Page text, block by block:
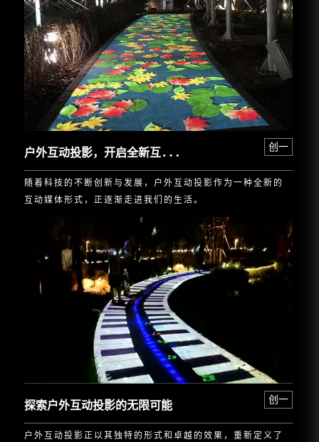
户
外互动投影，开启全新互动体验的未来之旅！ 创一
随着科技的不断创新与发展，户外互动投影作为一种全新的
互动媒体形式，正逐渐走进我们的生活。
探索户外互动投影的无限可能 创一
户外互动投影正以其独特的形式和卓越的效果，重新定义了